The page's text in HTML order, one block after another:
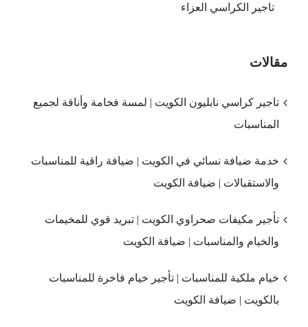
تاجير الكراسي العزاء
مقالات
تاجير كراسي نابليون الكويت | لمسة فخامة وأناقة لجميع
المناسبات
خدمة ضيافة نسائي في الكويت | ضيافة راقية للمناسبات
والاستقبالات | ضيافة الكويت
تأجير مكيفات صحراوي الكويت | تبريد قوي للمخيمات
والخيام والمناسبات | ضيافة الكويت
خيام ملكية للمناسبات | تأجير خيام فاخرة للمناسبات
بالكويت | ضيافة الكويت